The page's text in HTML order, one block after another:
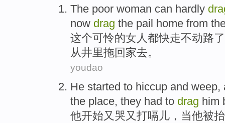
The poor woman can hardly
now drag the pail home from
这个可怜的女人 都快走不动路
从井里拖回家去。
youdao
He started to hiccup and weep,
the place, they had to drag him
他开始又哭又打嗝儿 ， 当他被抬